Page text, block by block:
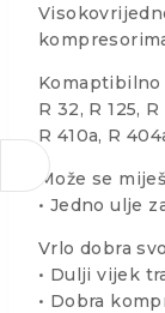
Komaptibilno
R 32, R 125,
R 410a, R
Može se
• Jedno ulje
Vrlo dobra
• Dulji vijek
• Dobra